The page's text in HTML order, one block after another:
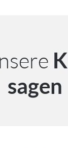
sagen